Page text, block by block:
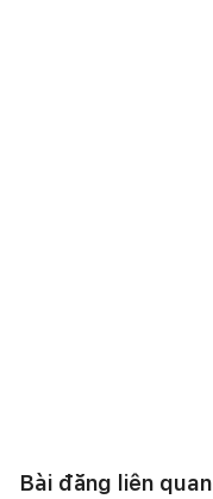
Bài đăng liên quan